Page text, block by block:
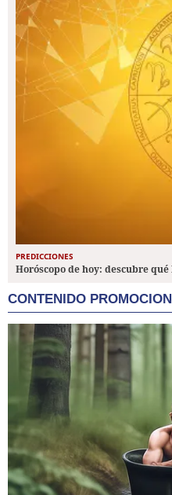
PREDICCIONES
Horóscopo de hoy: descubre
CONTENIDO